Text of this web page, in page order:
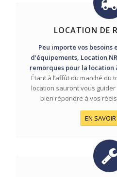
LOCATION DE
Peu importe vos besoins
d’équipements, Location
remorques pour la location
Étant à l’affût du marché du
location sauront vous
bien répondre à vos
EN